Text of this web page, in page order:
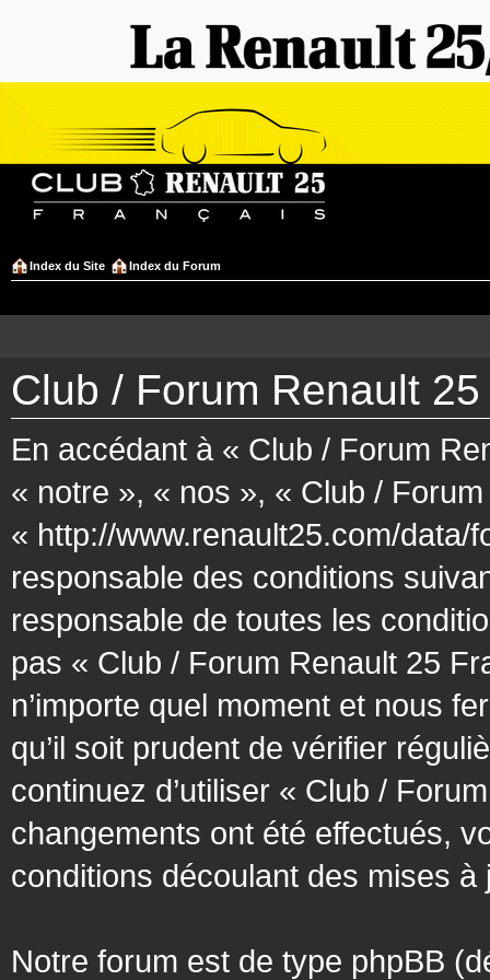
Index du Site Index du Forum
Club / Forum Renault
En accédant à « Club / Forum
« notre », « nos », « Club /
« http://www.renault25.com/data/
responsable des conditions
responsable de toutes les
pas « Club / Forum Renault 25
n’importe quel moment et nous
qu’il soit prudent de vérifier
continuez d’utiliser « Club /
changements ont été effectués,
conditions découlant des mises
Notre forum est de type phpBB